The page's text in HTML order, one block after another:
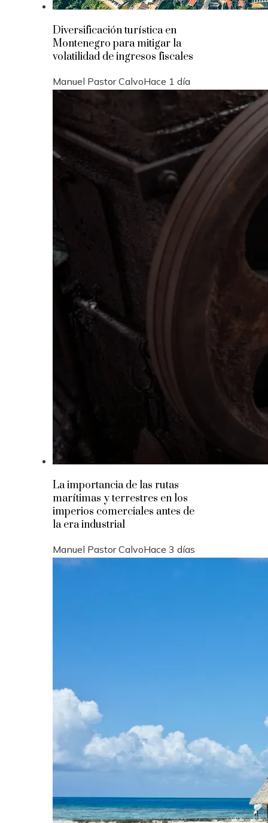
Diversificación turística en
Montenegro para mitigar la
volatilidad de ingresos fiscales
Manuel Pastor CalvoHace 1 día
La importancia de las rutas
marítimas y terrestres en los
imperios comerciales antes de
la era industrial
Manuel Pastor CalvoHace 3 días